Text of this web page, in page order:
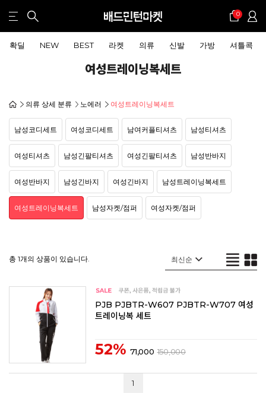
0
확딜 NEW BEST 라켓 의류 신발 가방 셔틀콕
여성트레이닝복세트
의류 상세 분류 노에러 여성트레이닝복세트
남성코디세트 여성코디세트 남여커플티셔츠 남성티셔츠
여성티셔츠 남성긴팔티셔츠 여성긴팔티셔츠 남성반바지
여성반바지 남성긴바지 여성긴바지 남성트레이닝복세트
여성트레이닝복세트 남성자켓/점퍼 여성자켓/점퍼
총 1개의 상품이 있습니다.
PJB PJBTR-W607 PJBTR-W707 여성
트레이닝복 세트
52% 71,000 150,000
1